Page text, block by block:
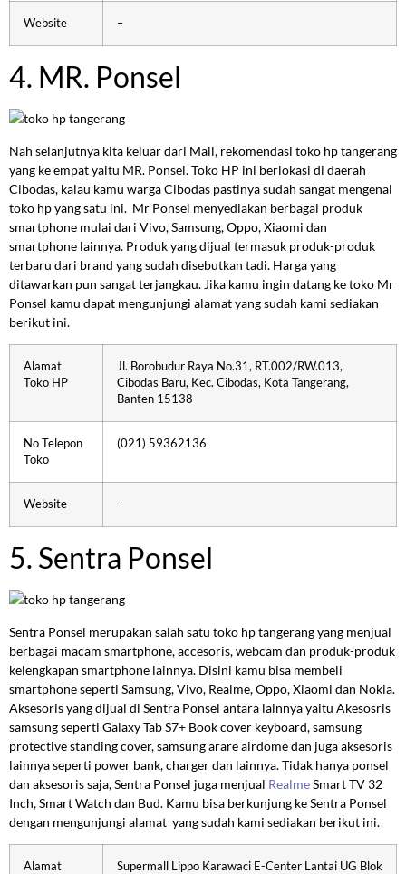
Website –
4. MR. Ponsel
Nah selanjutnya kita keluar dari Mall, rekomendasi toko hp tangerang
yang ke empat yaitu MR. Ponsel. Toko HP ini berlokasi di daerah
Cibodas, kalau kamu warga Cibodas pastinya sudah sangat mengenal
toko hp yang satu ini. Mr Ponsel menyediakan berbagai produk
smartphone mulai dari Vivo, Samsung, Oppo, Xiaomi dan
smartphone lainnya. Produk yang dijual termasuk produk-produk
terbaru dari brand yang sudah disebutkan tadi. Harga yang
ditawarkan pun sangat terjangkau. Jika kamu ingin datang ke toko Mr
Ponsel kamu dapat mengunjungi alamat yang sudah kami sediakan
berikut ini.
Alamat
Toko HP
Jl. Borobudur Raya No.31, RT.002/RW.013,
Cibodas Baru, Kec. Cibodas, Kota Tangerang,
Banten 15138
No Telepon
Toko
(021) 59362136
Website –
5. Sentra Ponsel
Sentra Ponsel merupakan salah satu toko hp tangerang yang menjual
berbagai macam smartphone, accesoris, webcam dan produk-produk
kelengkapan smartphone lainnya. Disini kamu bisa membeli
smartphone seperti Samsung, Vivo, Realme, Oppo, Xiaomi dan Nokia.
Aksesoris yang dijual di Sentra Ponsel antara lainnya yaitu Akesosris
samsung seperti Galaxy Tab S7+ Book cover keyboard, samsung
protective standing cover, samsung arare airdome dan juga aksesoris
lainnya seperti power bank, charger dan lainnya. Tidak hanya ponsel
dan aksesoris saja, Sentra Ponsel juga menjual RealmeSmart TV 32
Inch, Smart Watch dan Bud. Kamu bisa berkunjung ke Sentra Ponsel
dengan mengunjungi alamat yang sudah kami sediakan berikut ini.
Alamat
Supermall Lippo Karawaci E-Center Lantai UG Blok